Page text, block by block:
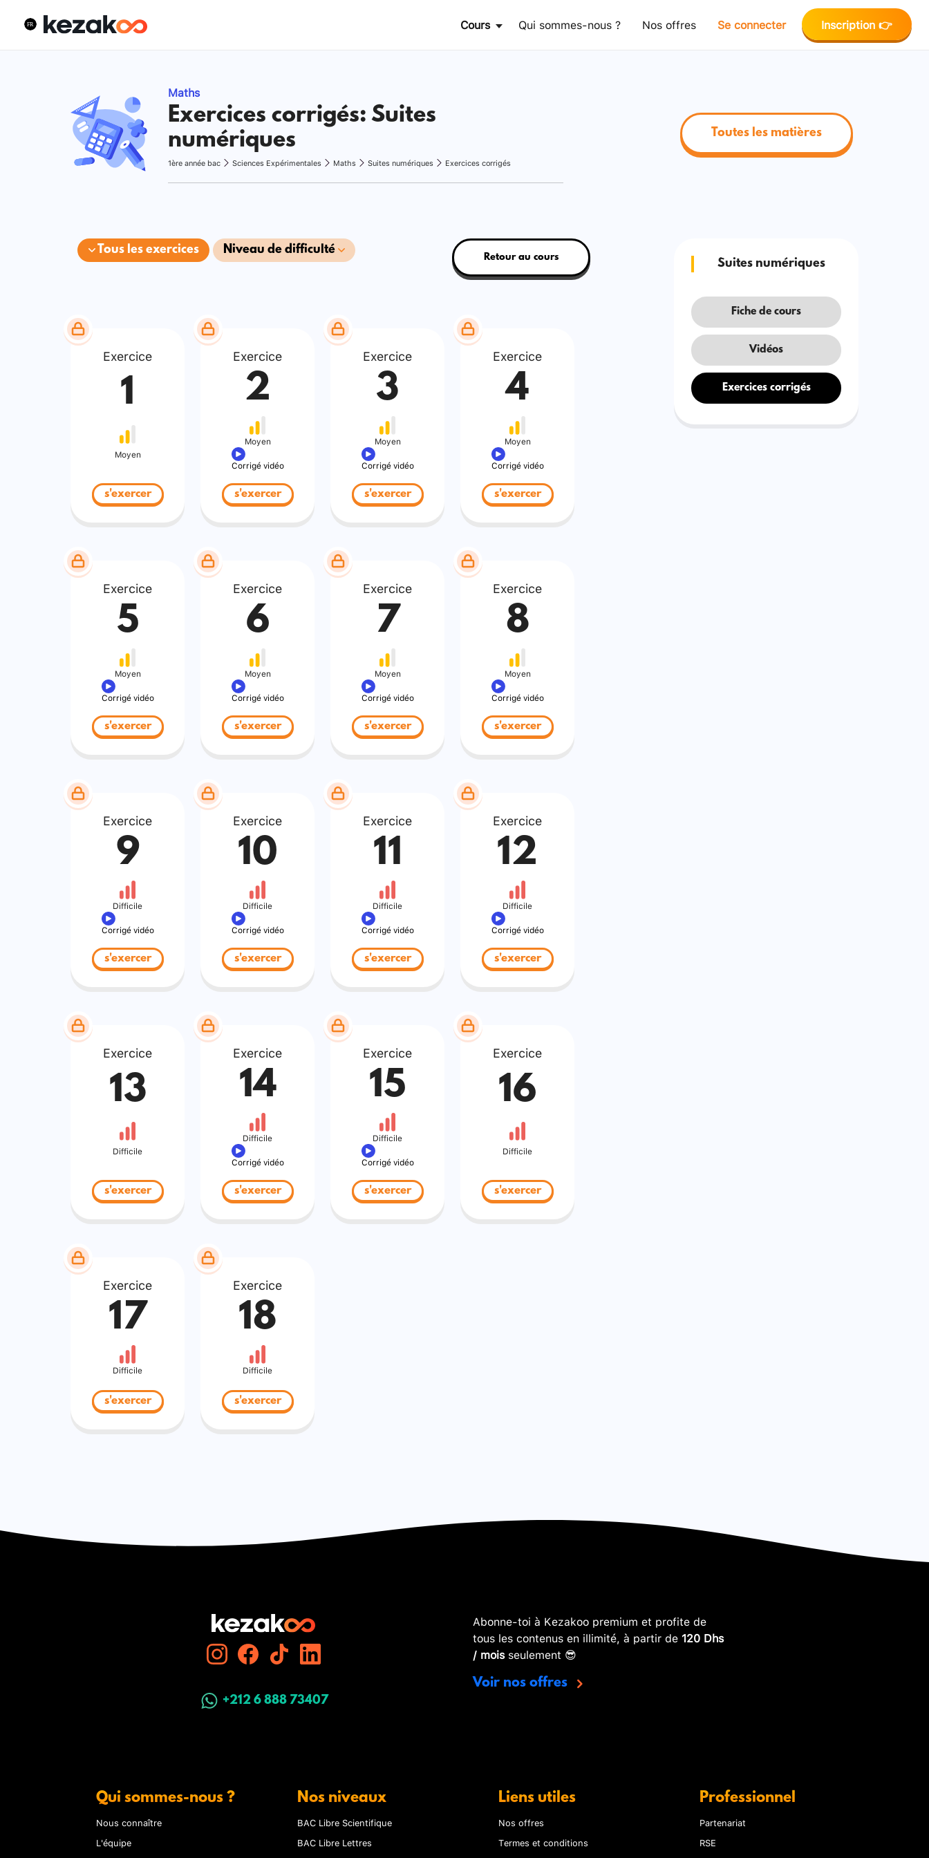
Cours Qui sommes-nous ? Nos offres Se connecter Inscription 👉
Maths
Exercices corrigés: Suites
numériques
1ère année bac Sciences Expérimentales Maths Suites numériques Exercices corrigés
Toutes les matières
Tous les exercices Niveau de difficulté
Retour au cours
Exercice
1
Moyen
s'exercer
Exercice
2
Moyen
Corrigé vidéo
s'exercer
Exercice
3
Moyen
Corrigé vidéo
s'exercer
Exercice
4
Moyen
Corrigé vidéo
s'exercer
Exercice
5
Moyen
Corrigé vidéo
s'exercer
Exercice
6
Moyen
Corrigé vidéo
s'exercer
Exercice
7
Moyen
Corrigé vidéo
s'exercer
Exercice
8
Moyen
Corrigé vidéo
s'exercer
Exercice
9
Difficile
Corrigé vidéo
s'exercer
Exercice
10
Difficile
Corrigé vidéo
s'exercer
Exercice
11
Difficile
Corrigé vidéo
s'exercer
Exercice
12
Difficile
Corrigé vidéo
s'exercer
Exercice
13
Difficile
s'exercer
Exercice
14
Difficile
Corrigé vidéo
s'exercer
Exercice
15
Difficile
Corrigé vidéo
s'exercer
Exercice
16
Difficile
s'exercer
Exercice
17
Difficile
s'exercer
Exercice
18
Difficile
s'exercer
Suites numériques
Fiche de cours
Vidéos
Exercices corrigés
+212 6 888 73407
Abonne-toi à Kezakoo premium et profite de
tous les contenus en illimité, à partir de 120 Dhs
/ moisseulement 😎
Voir nos offres
Qui sommes-nous ?
Nous connaître
L'équipe
Nos niveaux
BAC Libre Scientifique
BAC Libre Lettres
Liens utiles
Nos offres
Termes et conditions
Professionnel
Partenariat
RSE